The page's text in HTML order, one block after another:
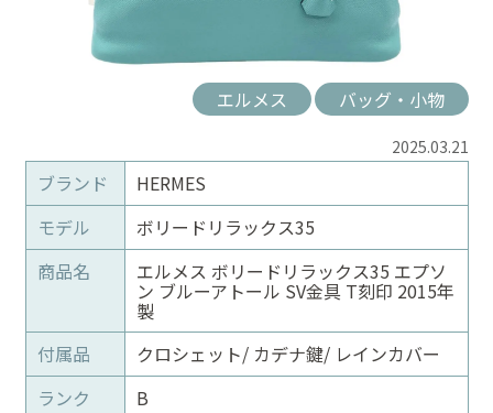
エルメス バッグ・小物
2025.03.21
ブランド
HERMES
モデル
ボリードリラックス35
商品名
エルメス ボリードリラックス35 エプソ
ン ブルーアトール SV金具 T刻印 2015年
製
付属品
クロシェット/ カデナ鍵/ レインカバー
ランク
B